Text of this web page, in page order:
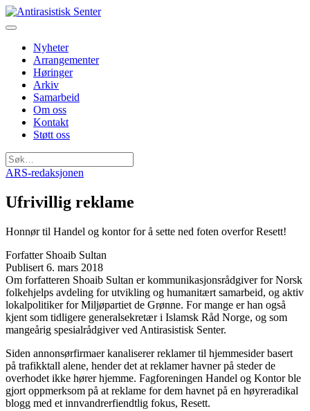
Nyheter
Arrangementer
Høringer
Arkiv
Samarbeid
Om oss
Kontakt
Støtt oss
Søk
etter:
ARS-redaksjonen
Ufrivillig reklame
Honnør til Handel og kontor for å sette ned foten overfor Resett!
Forfatter Shoaib Sultan
Publisert 6. mars 2018
Om forfatteren Shoaib Sultan er kommunikasjonsrådgiver for Norsk
folkehjelps avdeling for utvikling og humanitært samarbeid, og aktiv
lokalpolitiker for Miljøpartiet de Grønne. For mange er han også
kjent som tidligere generalsekretær i Islamsk Råd Norge, og som
mangeårig spesialrådgiver ved Antirasistisk Senter.
Siden annonsørfirmaer kanaliserer reklamer til hjemmesider basert
på trafikktall alene, hender det at reklamer havner på steder de
overhodet ikke hører hjemme. Fagforeningen Handel og Kontor ble
gjort oppmerksom på at reklame for dem havnet på en høyreradikal
blogg med et innvandrerfiendtlig fokus, Resett.